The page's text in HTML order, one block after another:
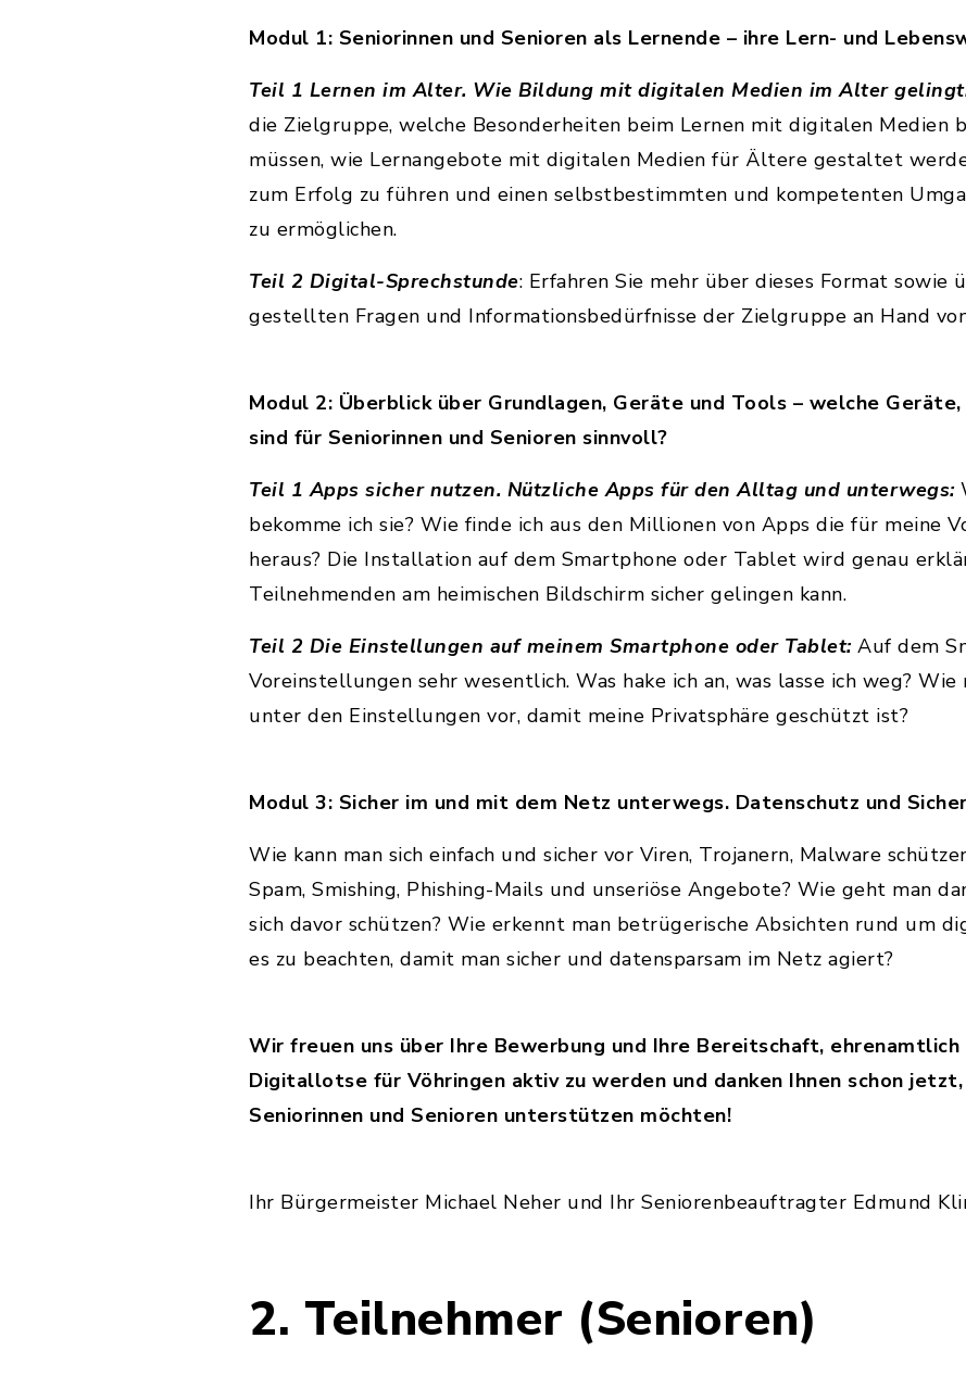
Modul 1: Seniorinnen und Senioren als Lernende – ihre Lern- und
Teil 1 Lernen im Alter. Wie Bildung mit digitalen Medien im Alter
die Zielgruppe, welche Besonderheiten beim Lernen mit digitalen Medien
müssen, wie Lernangebote mit digitalen Medien für Ältere gestaltet
zum Erfolg zu führen und einen selbstbestimmten und kompetenten
zu ermöglichen.
Teil 2 Digital-Sprechstunde: Erfahren Sie mehr über dieses Format sowie
gestellten Fragen und Informationsbedürfnisse der Zielgruppe an Hand
Modul 2: Überblick über Grundlagen, Geräte und Tools – welche
sind für Seniorinnen und Senioren sinnvoll?
Teil 1 Apps sicher nutzen. Nützliche Apps für den Alltag und unterwegs:
bekomme ich sie? Wie finde ich aus den Millionen von Apps die für meine
heraus? Die Installation auf dem Smartphone oder Tablet wird genau
Teilnehmenden am heimischen Bildschirm sicher gelingen kann.
Teil 2 Die Einstellungen auf meinem Smartphone oder Tablet:Auf dem
Voreinstellungen sehr wesentlich. Was hake ich an, was lasse ich weg?
unter den Einstellungen vor, damit meine Privatsphäre geschützt ist?
Modul 3: Sicher im und mit dem Netz unterwegs. Datenschutz und
Wie kann man sich einfach und sicher vor Viren, Trojanern, Malware
Spam, Smishing, Phishing-Mails und unseriöse Angebote? Wie geht man
sich davor schützen? Wie erkennt man betrügerische Absichten rund um
es zu beachten, damit man sicher und datensparsam im Netz agiert?
Wir freuen uns über Ihre Bewerbung und Ihre Bereitschaft,
Digitallotse für Vöhringen aktiv zu werden und danken Ihnen schon
Seniorinnen und Senioren unterstützen möchten!
Ihr Bürgermeister Michael Neher und Ihr Seniorenbeauftragter Edmund
2. Teilnehmer (Senioren)